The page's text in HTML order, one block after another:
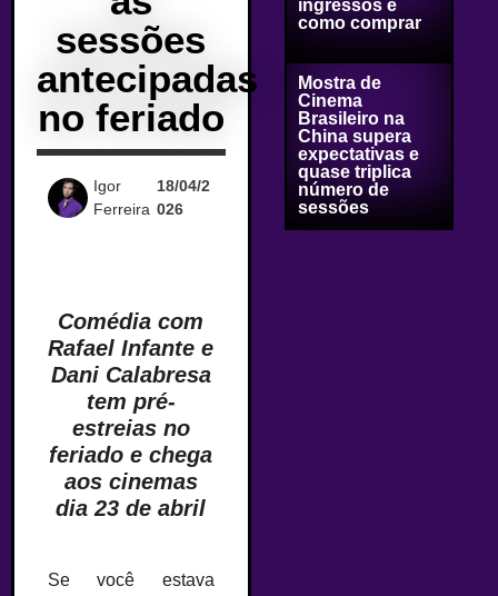
sessões
antecipadas
no feriado
Igor
Ferreira
18/04/2
026
Comédia com
Rafael Infante e
Dani Calabresa
tem pré-
estreias no
feriado e chega
aos cinemas
dia 23 de abril
Se você estava
ingressos e
como comprar
Mostra de
Cinema
Brasileiro na
China supera
expectativas e
quase triplica
número de
sessões